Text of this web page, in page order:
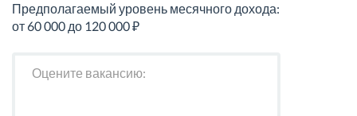
Предполагаемый уровень месячного дохода:
от 60 000 до 120 000 ₽
Оцените вакансию: